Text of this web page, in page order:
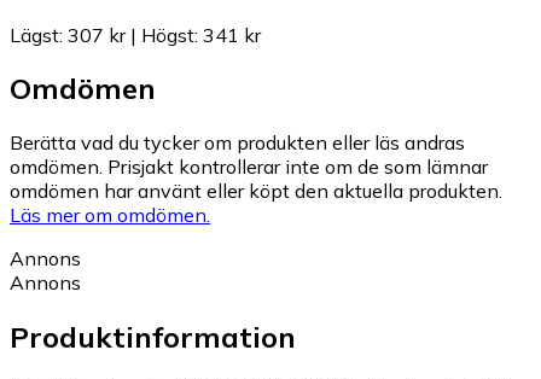
Lägst: 307 kr| Högst: 341 kr
Omdömen
Berätta vad du tycker om produkten eller läs andras
omdömen. Prisjakt kontrollerar inte om de som lämnar
omdömen har använt eller köpt den aktuella produkten.
Läs mer om omdömen.
Annons
Annons
Produktinformation